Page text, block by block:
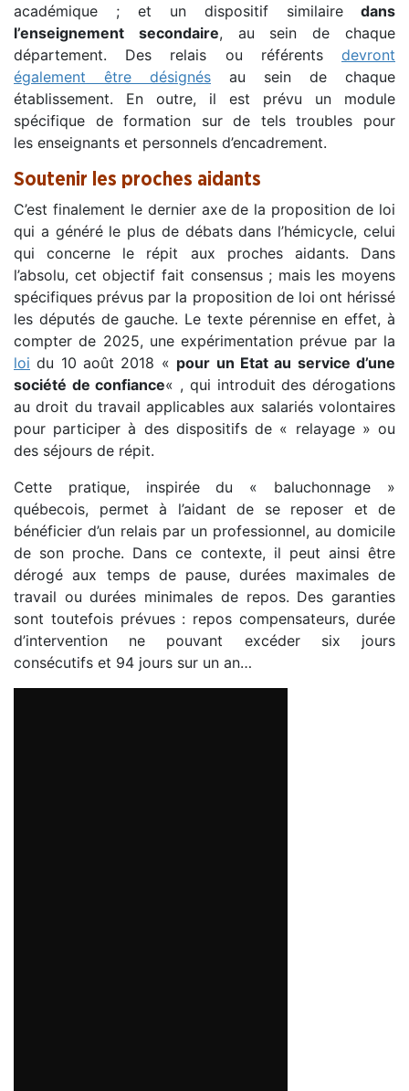
académique ; et un dispositif similaire dans
l’enseignement secondaire, au sein de chaque
département. Des relais ou référents devront
également être désignés au sein de chaque
établissement. En outre, il est prévu un module
spécifique de formation sur de tels troubles pour
les enseignants et personnels d’encadrement.
Soutenir les proches aidants
C’est finalement le dernier axe de la proposition de loi
qui a généré le plus de débats dans l’hémicycle, celui
qui concerne le répit aux proches aidants. Dans
l’absolu, cet objectif fait consensus ; mais les moyens
spécifiques prévus par la proposition de loi ont hérissé
les députés de gauche. Le texte pérennise en effet, à
compter de 2025, une expérimentation prévue par la
loi du 10 août 2018 « pour un Etat au service d’une
société de confiance« , qui introduit des dérogations
au droit du travail applicables aux salariés volontaires
pour participer à des dispositifs de « relayage » ou
des séjours de répit.
Cette pratique, inspirée du « baluchonnage »
québecois, permet à l’aidant de se reposer et de
bénéficier d’un relais par un professionnel, au domicile
de son proche. Dans ce contexte, il peut ainsi être
dérogé aux temps de pause, durées maximales de
travail ou durées minimales de repos. Des garanties
sont toutefois prévues : repos compensateurs, durée
d’intervention ne pouvant excéder six jours
consécutifs et 94 jours sur un an…